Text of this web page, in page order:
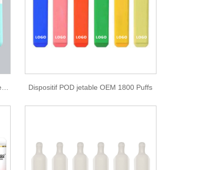
Dispositif POD jetable OEM 1800 Puffs